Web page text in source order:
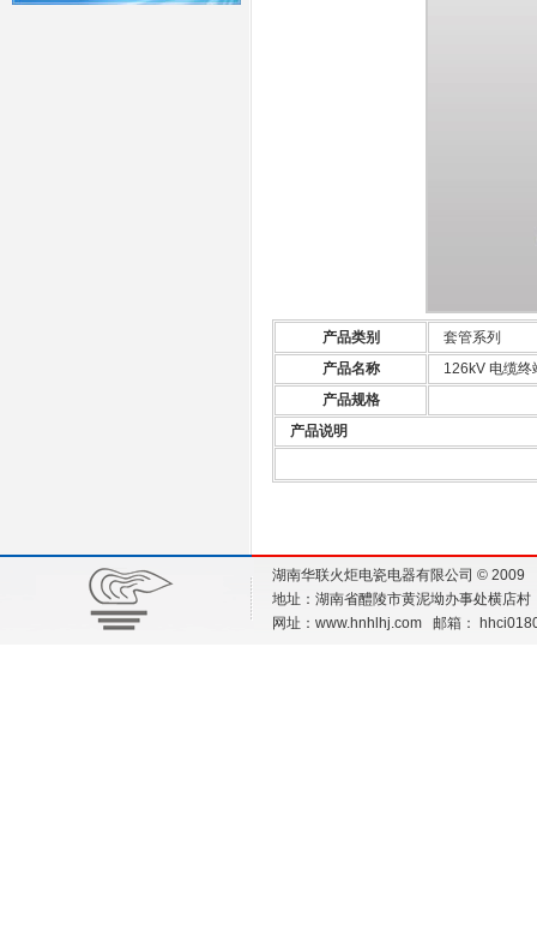
产品类别
套管系列
产品名称
126kV 电缆终
产品规格
产品说明
湖南华联火炬电瓷电器有限公司 ©
地址：湖南省醴陵市黄泥坳办事处横店
网址： www.hnhlhj.com 邮箱：